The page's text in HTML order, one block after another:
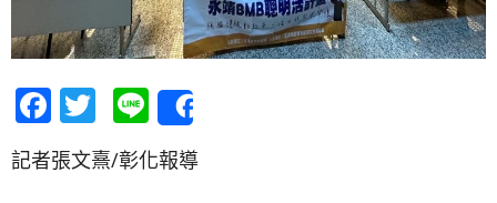
Facebook
Twitter
Line
記者張文熹/彰化報導